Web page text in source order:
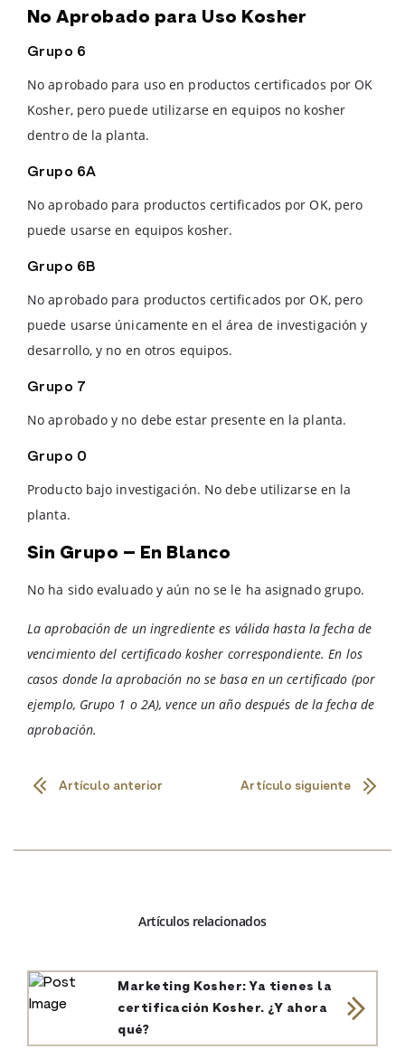
No Aprobado para Uso Kosher
Grupo 6
No aprobado para uso en productos certificados por OK
Kosher, pero puede utilizarse en equipos no kosher
dentro de la planta.
Grupo 6A
No aprobado para productos certificados por OK, pero
puede usarse en equipos kosher.
Grupo 6B
No aprobado para productos certificados por OK, pero
puede usarse únicamente en el área de investigación y
desarrollo, y no en otros equipos.
Grupo 7
No aprobado y no debe estar presente en la planta.
Grupo 0
Producto bajo investigación. No debe utilizarse en la
planta.
Sin Grupo – En Blanco
No ha sido evaluado y aún no se le ha asignado grupo.
La aprobación de un ingrediente es válida hasta la fecha de
vencimiento del certificado kosher correspondiente. En los
casos donde la aprobación no se basa en un certificado (por
ejemplo, Grupo 1 o 2A), vence un año después de la fecha de
aprobación.
Artículo anterior Artículo siguiente
Artículos relacionados
Marketing Kosher: Ya tienes la
certificación Kosher. ¿Y ahora
qué?